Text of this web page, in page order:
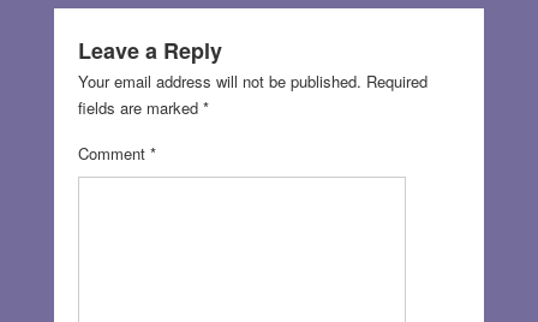
Leave a Reply
Your email address will not be published. Required
fields are marked *
Comment *